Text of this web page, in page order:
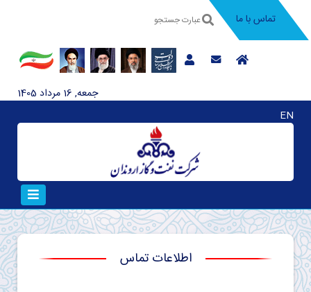
تماس با ما
جمعه, 16 مرداد 1405
EN
اطلاعات تماس